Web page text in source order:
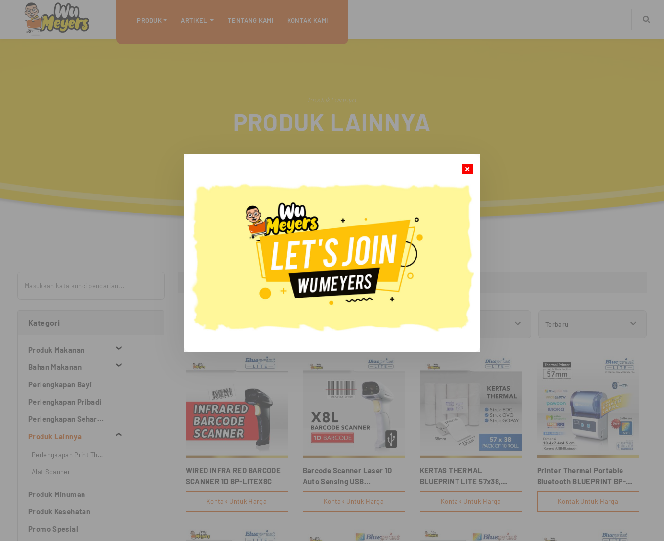
PRODUK ARTIKEL TENTANG KAMI KONTAK KAMI
Produk Lainnya
PRODUK LAINNYA
Kategori
Produk Makanan
Bahan Makanan
Perlengkapan Bayi
Perlengkapan Pribadi
Perlengkapan Sehari-hari
Produk Lainnya
Perlengkapan Print Thermal
Alat Scanner
Produk Minuman
Produk Kesehatan
Promo Spesial
WIRED INFRA RED BARCODE
SCANNER 1D BP-LITEX8C
Kontak Untuk Harga
Barcode Scanner Laser 1D
Auto Sensing USB
BLUEPRINT BP-LITEX8L
Kontak Untuk Harga
KERTAS THERMAL
BLUEPRINT LITE 57x38,
57x38os
Kontak Untuk Harga
Printer Thermal Portable
Bluetooth BLUEPRINT BP-
LITE58
Kontak Untuk Harga